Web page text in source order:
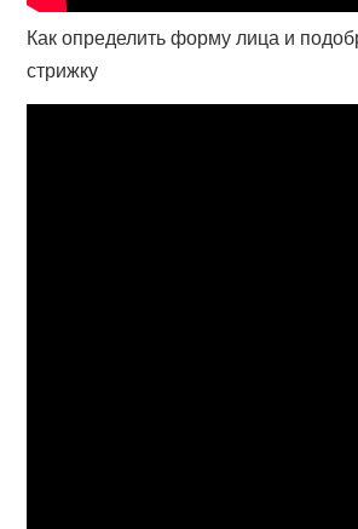
Как определить форму лица и
стрижку